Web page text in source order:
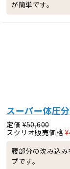
が簡単です。
スーパー体圧
定価 ¥50,600
スクリオ販売価格 ¥
腰部分の沈み込
プです。